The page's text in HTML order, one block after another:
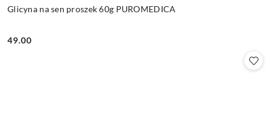
Glicyna na sen proszek 60g PUROMEDICA
Cena:
49.00